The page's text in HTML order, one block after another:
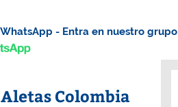
- Entra en nuestro grupo
Colombia